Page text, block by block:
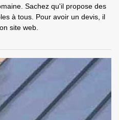
Sachez qu'il propose des
à tous. Pour avoir un devis, il
site web.